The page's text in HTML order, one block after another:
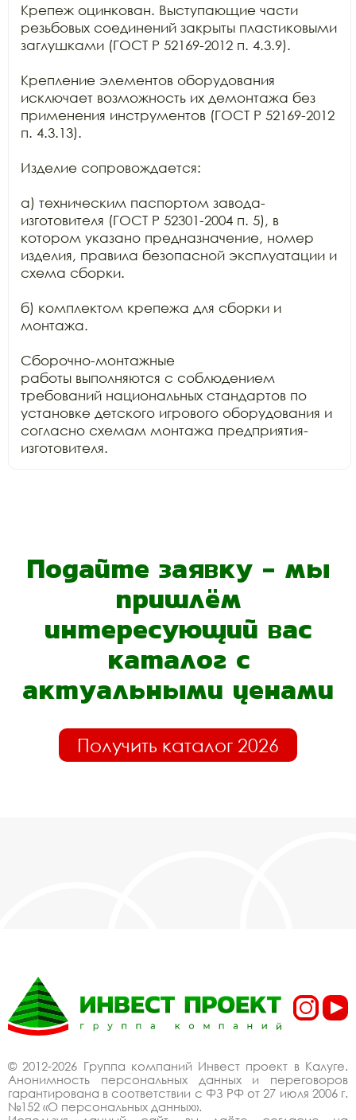
Крепеж оцинкован. Выступающие части
резьбовых соединений закрыты пластиковыми
заглушками (ГОСТ Р 52169-2012 п. 4.3.9).
Крепление элементов оборудования
исключает возможность их демонтажа без
применения инструментов (ГОСТ Р 52169-2012
п. 4.3.13).
Изделие сопровождается:
а) техническим паспортом завода-
изготовителя (ГОСТ Р 52301-2004 п. 5), в
котором указано предназначение, номер
изделия, правила безопасной эксплуатации и
схема сборки.
б) комплектом крепежа для сборки и
монтажа.
Сборочно-монтажные
работы выполняются с соблюдением
требований национальных стандартов по
установке детского игрового оборудования и
согласно схемам монтажа предприятия-
изготовителя.
Подайте заявку - мы
пришлём
интересующий вас
каталог с
актуальными ценами
Получить каталог 2026
© 2012-2026 Группа компаний Инвест проект в Калуге.
Анонимность персональных данных и переговоров
гарантирована в соответствии с ФЗ РФ от 27 июля 2006 г.
№152 «О персональных данных».